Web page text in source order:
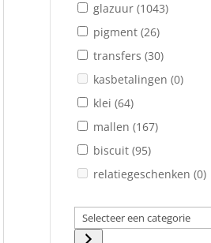
glazuur(1043)
pigment(26)
transfers(30)
kasbetalingen(0)
klei(64)
mallen(167)
biscuit(95)
relatiegeschenken(0)
Selecteer
een